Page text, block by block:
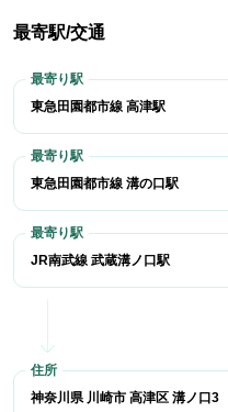
最寄駅/交通
東急田園都市線 高津駅
東急田園都市線 溝の口駅
JR南武線 武蔵溝ノ口駅
神奈川県 川崎市 高津区 溝ノ口3